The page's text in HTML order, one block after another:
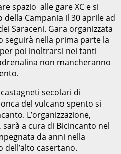
spazio alle gare XC e si
Campania il 30 aprile ad
Saraceni. Gara organizzata
seguirà nella prima parte la
poi inoltrarsi nei tanti
non mancheranno
secolari di
del vulcano spento si
L’organizzazione,
a cura di Bicincanto nel
da anni nella
casertano.